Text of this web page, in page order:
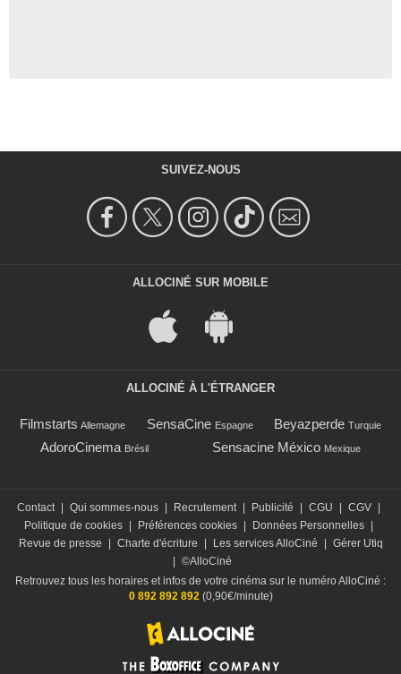
SUIVEZ-NOUS
ALLOCINÉ SUR MOBILE
ALLOCINÉ À L'ÉTRANGER
Filmstarts Allemagne SensaCine Espagne Beyazperde Turquie
AdoroCinema Brésil Sensacine México Mexique
Contact Qui sommes-nous Recrutement Publicité CGU CGV
Politique de cookies
Préférences cookies Données Personnelles
Revue de presse
Charte d'écriture Les services AlloCiné
Gérer Utiq
©AlloCiné
Retrouvez tous les horaires et infos de votre cinéma sur le numéro AlloCiné :
0 892 892 892(0,90€/minute)